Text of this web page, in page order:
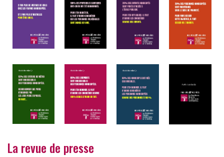
La revue de presse